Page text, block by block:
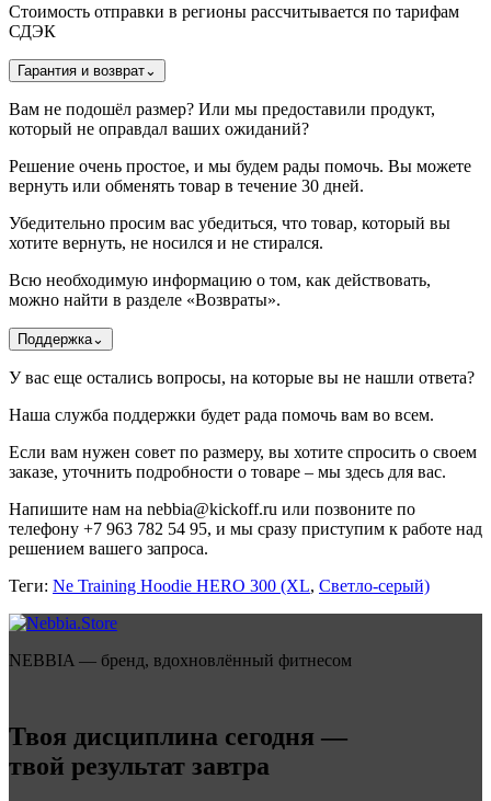
Стоимость отправки в регионы рассчитывается по тарифам
СДЭК
Гарантия и возврат⌄
Вам не подошёл размер? Или мы предоставили продукт,
который не оправдал ваших ожиданий?
Решение очень простое, и мы будем рады помочь. Вы можете
вернуть или обменять товар в течение 30 дней.
Убедительно просим вас убедиться, что товар, который вы
хотите вернуть, не носился и не стирался.
Всю необходимую информацию о том, как действовать,
можно найти в разделе «Возвраты».
Поддержка⌄
У вас еще остались вопросы, на которые вы не нашли ответа?
Наша служба поддержки будет рада помочь вам во всем.
Если вам нужен совет по размеру, вы хотите спросить о своем
заказе, уточнить подробности о товаре – мы здесь для вас.
Напишите нам на nebbia@kickoff.ru или позвоните по
телефону +7 963 782 54 95, и мы сразу приступим к работе над
решением вашего запроса.
Теги: Ne Training Hoodie HERO 300 (XL, Светло-серый)
NEBBIA — бренд, вдохновлённый фитнесом
Твоя дисциплина сегодня —
твой результат завтра